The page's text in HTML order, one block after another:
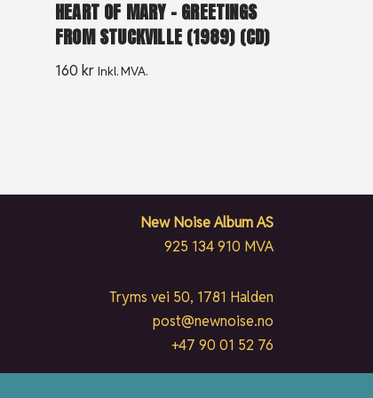
HEART OF MARY – GREETINGS
FROM STUCKVILLE (1989) (CD)
160 kr Inkl. MVA.
New Noise Album AS
925 134 910 MVA
Tryms vei 50, 1781 Halden
post@newnoise.no
+47 90 01 52 76